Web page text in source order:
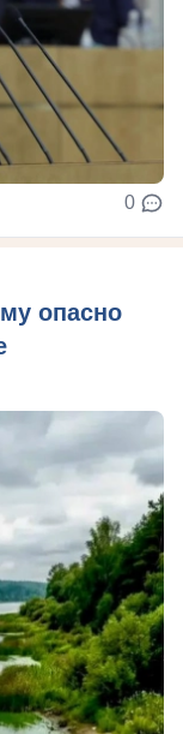
0
опасно